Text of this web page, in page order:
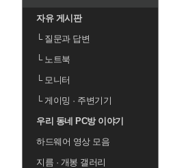
자유 게시판
└질문과 답변
└노트북
└모니터
└게이밍 · 주변기기
우리 동네 PC방 이야기
하드웨어 영상 모음
지름 · 개봉 갤러리